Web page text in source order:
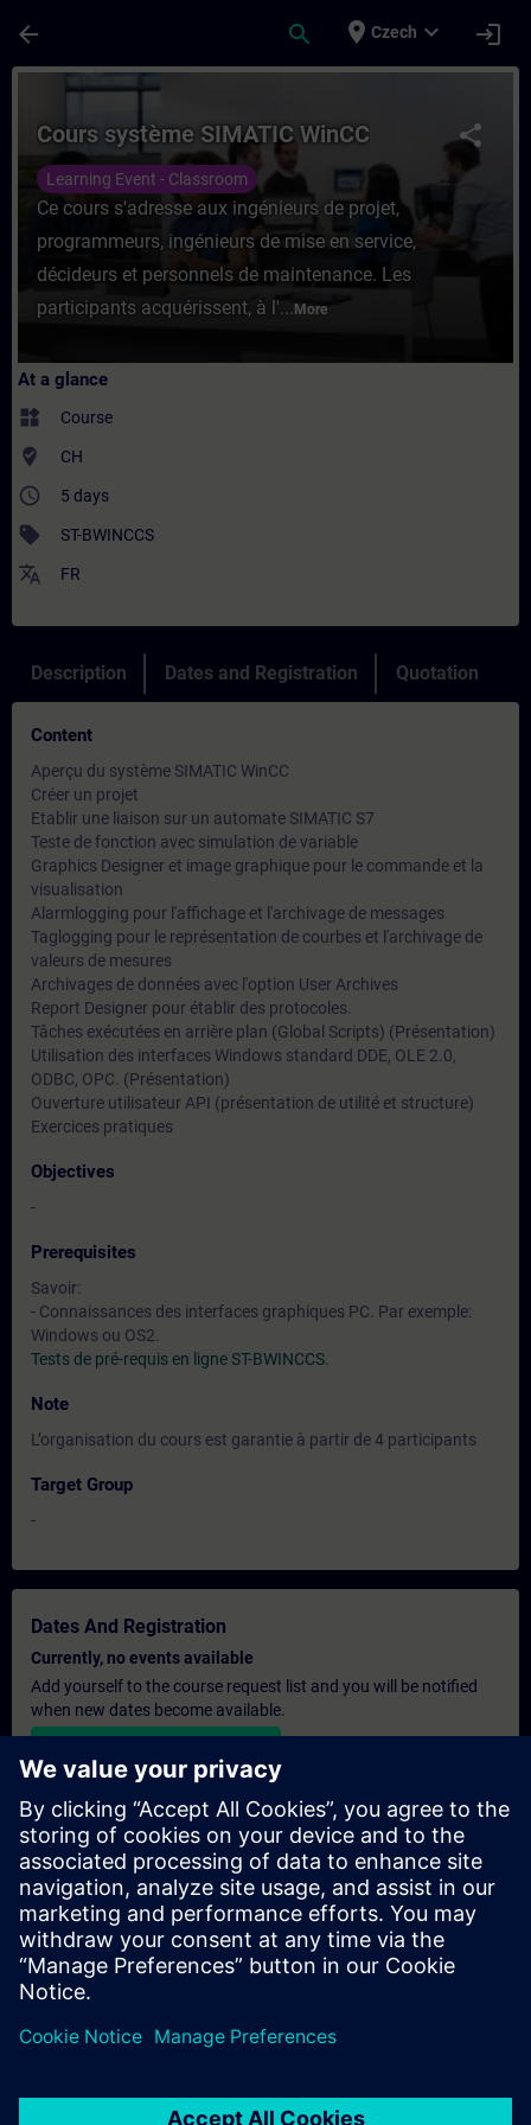
arrow_back search place Czech expand_more login
Course - Cours système SIMATIC
share
Cours système SIMATIC WinCC
Learning Event - Classroom
Ce cours s'adresse aux ingénieurs de projet,
programmeurs, ingénieurs de mise en service,
décideurs et personnels de maintenance. Les
participants acquérissent, à l'... More
At a glance
widgets Course
where_to_vote CH
access_time 5 days
sell ST-BWINCCS
translate FR
Description Dates and Registration Quotation
Content
Aperçu du système SIMATIC WinCC
Créer un projet
Etablir une liaison sur un automate SIMATIC S7
Teste de fonction avec simulation de variable
Graphics Designer et image graphique pour le commande et la
visualisation
Alarmlogging pour l'affichage et l'archivage de messages
Taglogging pour le représentation de courbes et l'archivage de
valeurs de mesures
Archivages de données avec l'option User Archives
Report Designer pour établir des protocoles.
Tâches exécutées en arrière plan (Global Scripts) (Présentation)
Utilisation des interfaces Windows standard DDE, OLE 2.0,
ODBC, OPC. (Présentation)
Ouverture utilisateur API (présentation de utilité et structure)
Exercices pratiques
Objectives
-
Prerequisites
Savoir:
- Connaissances des interfaces graphiques PC. Par exemple:
Windows ou OS2.
Tests de pré-requis en ligne ST-BWINCCS
Note
L’organisation du cours est garantie à partir de 4 participants
Target Group
-
Dates And Registration
Currently, no events available
Add yourself to the course request list and you will be notified
when new dates become available.
Personalised Quotation
If you require a standard list price quotation for this training, for
example for your purchasing department, then please click the
link below. You first need to provide some personal details and
after this a quotation will be emailed to you.
Provide Quotation